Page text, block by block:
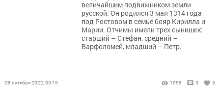
величайшим подвижником земли
русской. Он родился 3 мая 1314 года
под Ростовом в семье бояр Кирилла и
Марии. Отчимы имели трех сынишек:
старший – Стефан, средний –
Варфоломей, младший – Петр.
08 октября 2022, 05:15 1558 0 5